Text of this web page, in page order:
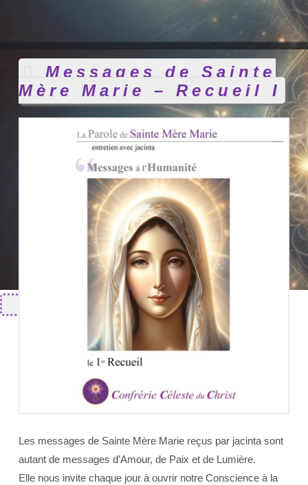
Nouveautés
Messages de Sainte
Mère Marie – Recueil I
Les messages de Sainte Mère Marie reçus par jacinta sont
autant de messages d’Amour, de Paix et de Lumière.
Elle nous invite chaque jour à ouvrir notre Conscience à la